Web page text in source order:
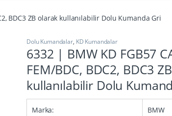
BDC3 ZB olarak kullanılabilir Dolu Kumanda Gri
Dolu Kumandalar, KD Kumandalar
6332 | BMW KD FGB57
FEM/BDC, BDC2, BDC3
kullanılabilir Dolu
Marka: BMW